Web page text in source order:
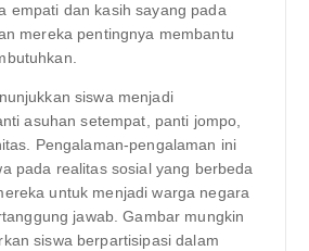
empati dan kasih sayang pada
mereka pentingnya membantu
siswa menjadi
asuhan setempat, panti jompo,
Pengalaman-pengalaman ini
pada realitas sosial yang berbeda
untuk menjadi warga negara
jawab. Gambar mungkin
siswa berpartisipasi dalam